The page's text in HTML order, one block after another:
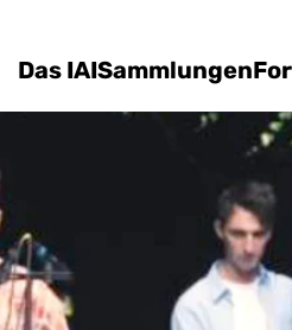
Das IAISammlungen